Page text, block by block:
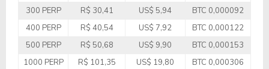
300 PERP
R$ 30,41 US$ 5,94
BTC 0,000092
400 PERP
R$ 40,54 US$ 7,92
BTC 0,000122
500 PERP
R$ 50,68 US$ 9,90
BTC 0,000153
1000 PERP
R$ 101,35 US$ 19,80
BTC 0,000306